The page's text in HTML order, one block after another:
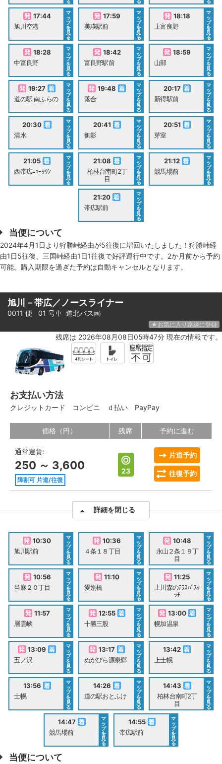
17:44
旭川空港
マ
ッ
プ
を
見
る
17:59
美瑛駅前
マ
ッ
プ
を
見
る
18:18
上富良野
マ
ッ
プ
を
見
る
18:28
中富良野
マ
ッ
プ
を
見
る
18:42
富良野駅前
マ
ッ
プ
を
見
る
18:59
山部
マ
ッ
プ
を
見
る
19:27
道の駅 南ふらの
マ
ッ
プ
を
見
る
19:48
落合
マ
ッ
プ
を
見
る
20:17
新得駅前
マ
ッ
プ
を
見
る
20:30
清水
マ
ッ
プ
を
見
る
20:41
御影
マ
ッ
プ
を
見
る
20:51
芽室
マ
ッ
プ
を
見
る
21:05
西帯広ﾆｭｰﾀｳﾝ
マ
ッ
プ
を
見
る
21:08
柏林台南町2丁
目
マ
ッ
プ
を
見
る
21:12
競馬場前
マ
ッ
プ
を
見
る
21:20
帯広駅前
マ
ッ
プ
を
見
る
当便について
2024年4月1日より狩勝峠経由が5往復に増回いたしました！狩勝峠経
由1日5往復、三国峠経由1日1往復で好評運行中です。2か月前から予約
可能。購入期限を過ぎた予約は自動キャンセルとなります。
旭川－帯広／ノースライナー
0011 便 01 号車 道北バス㈱
★お気に入り路線に登録
残席は 2026年08月08日05時47分 現在の情報です。
お支払い方法
クレジットカード コンビニ ｄ払い PayPay
価格（円） 残席 予約に進む
通常運賃:
250 ～ 3,600
障割可 片道/往復
23
片道予約
往復予約
詳細を閉じる
10:30
旭川駅前
マ
ッ
プ
を
見
る
10:36
４条１８丁目
マ
ッ
プ
を
見
る
10:48
永山２条１９丁
目
マ
ッ
プ
を
見
る
10:56
当麻２０丁目
マ
ッ
プ
を
見
る
11:10
愛別橋
マ
ッ
プ
を
見
る
11:25
上川森のﾃﾗｽﾊﾞｽﾀ
ｯﾁ
マ
ッ
プ
を
見
る
11:57
層雲峡
マ
ッ
プ
を
見
る
12:55
十勝三股
マ
ッ
プ
を
見
る
13:00
幌加温泉
マ
ッ
プ
を
見
る
13:09
五ノ沢
マ
ッ
プ
を
見
る
13:17
ぬかびら源泉郷
マ
ッ
プ
を
見
る
13:42
上士幌
マ
ッ
プ
を
見
る
13:56
士幌
マ
ッ
プ
を
見
る
14:26
道の駅おとふけ
マ
ッ
プ
を
見
る
14:43
柏林台南町2丁
目
マ
ッ
プ
を
見
る
14:47
競馬場前
マ
ッ
プ
を
見
る
14:55
帯広駅前
マ
ッ
プ
を
見
る
当便について